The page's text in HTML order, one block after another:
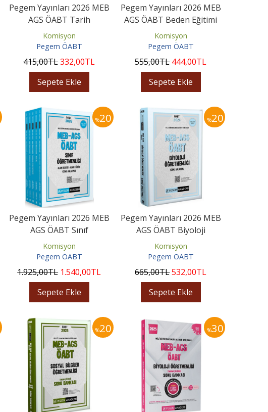
​​Pegem Yayınları 2026 MEB
AGS ÖABT Tarih
Öğretmenliği Tamamı
Çözümlü...
Komisyon
Pegem ÖABT
415,00TL332,00TL
Sepete Ekle
​​Pegem Yayınları 2026 MEB
AGS ÖABT Beden Eğitimi
Öğretmenliği Konu...
Komisyon
Pegem ÖABT
555,00TL 444,00TL
Sepete Ekle
%20
Pegem Yayınları 2026 MEB
AGS ÖABT Sınıf
Öğretmenliği Alan Bilgisi -
Alan...
Komisyon
Pegem ÖABT
1.925,00TL 1.540,00TL
Sepete Ekle
%20
Pegem Yayınları 2026 MEB
AGS ÖABT Biyoloji
Öğretmenliği Konu
Anlatımlı
Komisyon
Pegem ÖABT
665,00TL532,00TL
Sepete Ekle
%20 %30